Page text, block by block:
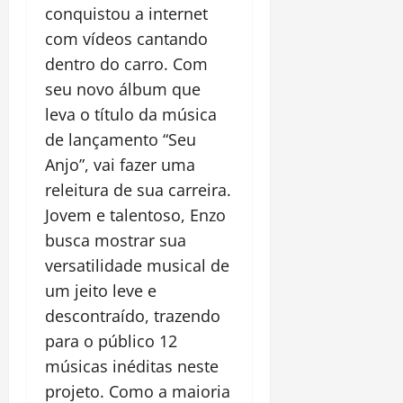
conquistou a internet
com vídeos cantando
dentro do carro. Com
seu novo álbum que
leva o título da música
de lançamento “Seu
Anjo”, vai fazer uma
releitura de sua carreira.
Jovem e talentoso, Enzo
busca mostrar sua
versatilidade musical de
um jeito leve e
descontraído, trazendo
para o público 12
músicas inéditas neste
projeto. Como a maioria